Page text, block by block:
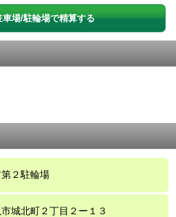
車場/駐輪場で精算する
２駐輪場
城北町２丁目２ー１３